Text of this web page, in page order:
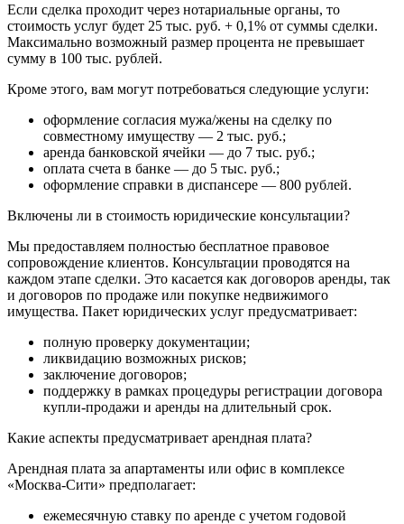
Если сделка проходит через нотариальные органы, то
стоимость услуг будет 25 тыс. руб. + 0,1% от суммы сделки.
Максимально возможный размер процента не превышает
сумму в 100 тыс. рублей.
Кроме этого, вам могут потребоваться следующие услуги:
оформление согласия мужа/жены на сделку по
совместному имуществу — 2 тыс. руб.;
аренда банковской ячейки — до 7 тыс. руб.;
оплата счета в банке — до 5 тыс. руб.;
оформление справки в диспансере — 800 рублей.
Включены ли в стоимость юридические консультации?
Мы предоставляем полностью бесплатное правовое
сопровождение клиентов. Консультации проводятся на
каждом этапе сделки. Это касается как договоров аренды, так
и договоров по продаже или покупке недвижимого
имущества. Пакет юридических услуг предусматривает:
полную проверку документации;
ликвидацию возможных рисков;
заключение договоров;
поддержку в рамках процедуры регистрации договора
купли-продажи и аренды на длительный срок.
Какие аспекты предусматривает арендная плата?
Арендная плата за апартаменты или офис в комплексе
«Москва-Сити» предполагает:
ежемесячную ставку по аренде с учетом годовой